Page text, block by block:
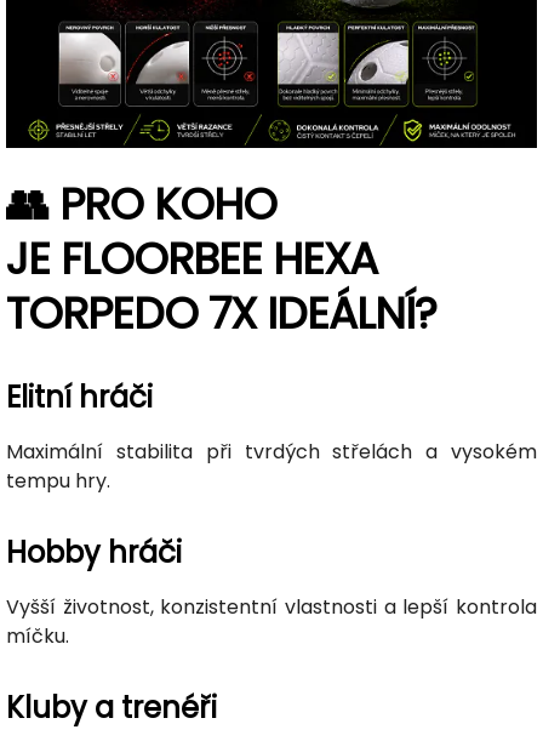
👥 PRO KOHO
JE FLOORBEE HEXA
TORPEDO 7X IDEÁLNÍ?
Elitní hráči
Maximální stabilita při tvrdých střelách a vysokém
tempu hry.
Hobby hráči
Vyšší životnost, konzistentní vlastnosti a lepší kontrola
míčku.
Kluby a trenéři